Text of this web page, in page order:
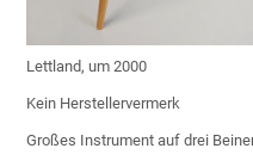
Lettland, um 2000
Kein Herstellervermerk
Großes Instrument auf drei